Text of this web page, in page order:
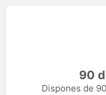
90
Dispones de